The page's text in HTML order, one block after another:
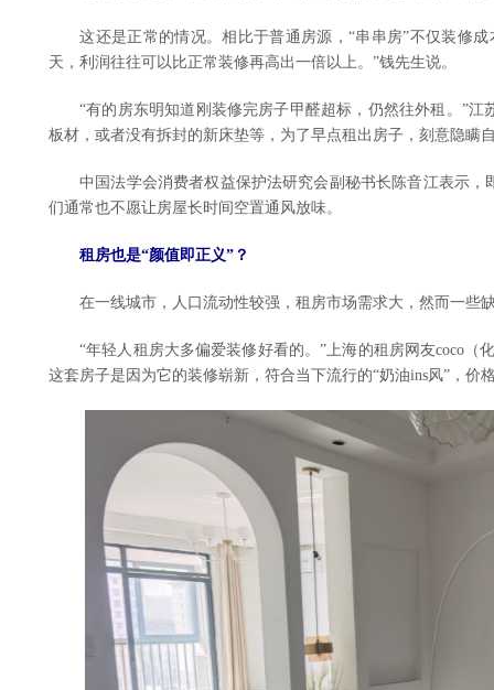
这还是正常的情况。相比于普通房源，“串串房”不仅装修成
天，利润往往可以比正常装修再高出一倍以上。”钱先生说。
“有的房东明知道刚装修完房子甲醛超标，仍然往外租。”江
板材，或者没有拆封的新床垫等，为了早点租出房子，刻意隐瞒
中国法学会消费者权益保护法研究会副秘书长陈音江表示，
们通常也不愿让房屋长时间空置通风放味。
租房也是“颜值即正义”？
在一线城市，人口流动性较强，租房市场需求大，然而一些
“年轻人租房大多偏爱装修好看的。”上海的租房网友coco（
这套房子是因为它的装修崭新，符合当下流行的“奶油ins风”，价